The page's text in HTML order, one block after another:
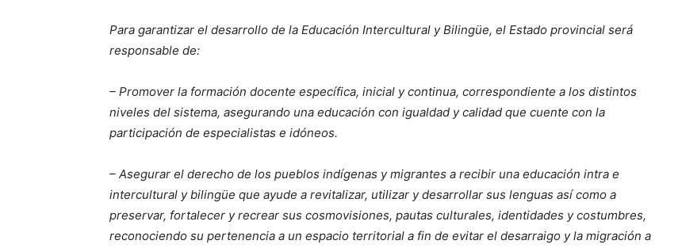
Para garantizar el desarrollo de la Educación Intercultural y Bilingüe, el Estado provincial será
responsable de:
– Promover la formación docente específica, inicial y continua, correspondiente a los distintos
niveles del sistema, asegurando una educación con igualdad y calidad que cuente con la
participación de especialistas e idóneos.
– Asegurar el derecho de los pueblos indígenas y migrantes a recibir una educación intra e
intercultural y bilingüe que ayude a revitalizar, utilizar y desarrollar sus lenguas así como a
preservar, fortalecer y recrear sus cosmovisiones, pautas culturales, identidades y costumbres,
reconociendo su pertenencia a un espacio territorial a fin de evitar el desarraigo y la migración a